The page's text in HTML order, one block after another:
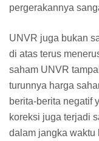
pergerakannya
UNVR juga bukan
di atas terus
saham UNVR
turunnya harga
berita-berita negatif
koreksi juga terjadi
dalam jangka waktu